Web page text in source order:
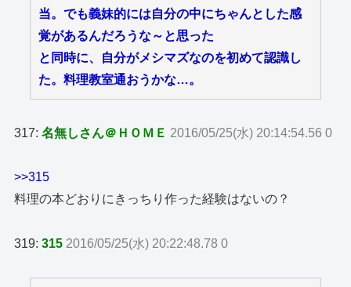
当。でも義妹的には自分の中にちゃんとした感
覚があるんだろうな～と思った
と同時に、自分がメシマズなのを初めて認識し
た。料理教室通おうかな…。
317:名無しさん＠ＨＯＭＥ 2016/05/25(水) 20:14:54.56 0
>>315
料理の本どおりにきっちり作った経験はないの？
319:315 2016/05/25(水) 20:22:48.78 0